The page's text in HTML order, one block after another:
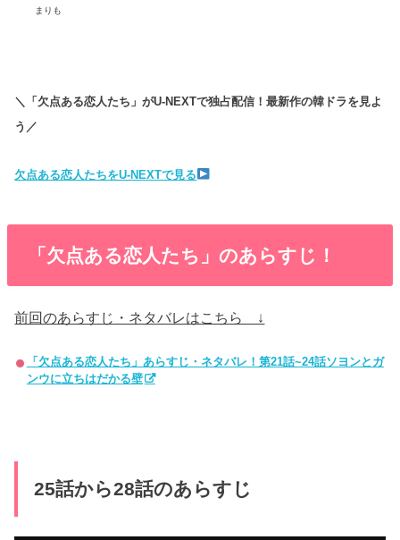
まりも
＼「欠点ある恋人たち」がU-NEXTで独占配信！最新作の韓ドラを見よ
う／
欠点ある恋人たちをU-NEXTで見る
「欠点ある恋人たち」のあらすじ！
前回のあらすじ・ネタバレはこちら ↓
「欠点ある恋人たち」あらすじ・ネタバレ！第21話~24話ソヨンとガ
ンウに立ちはだかる壁
25話から28話のあらすじ